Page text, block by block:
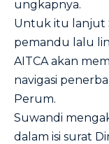
ungkapnya.
Untuk itu lanjut
pemandu lalu
AITCA akan
navigasi
Perum.
Suwandi
dalam isi surat